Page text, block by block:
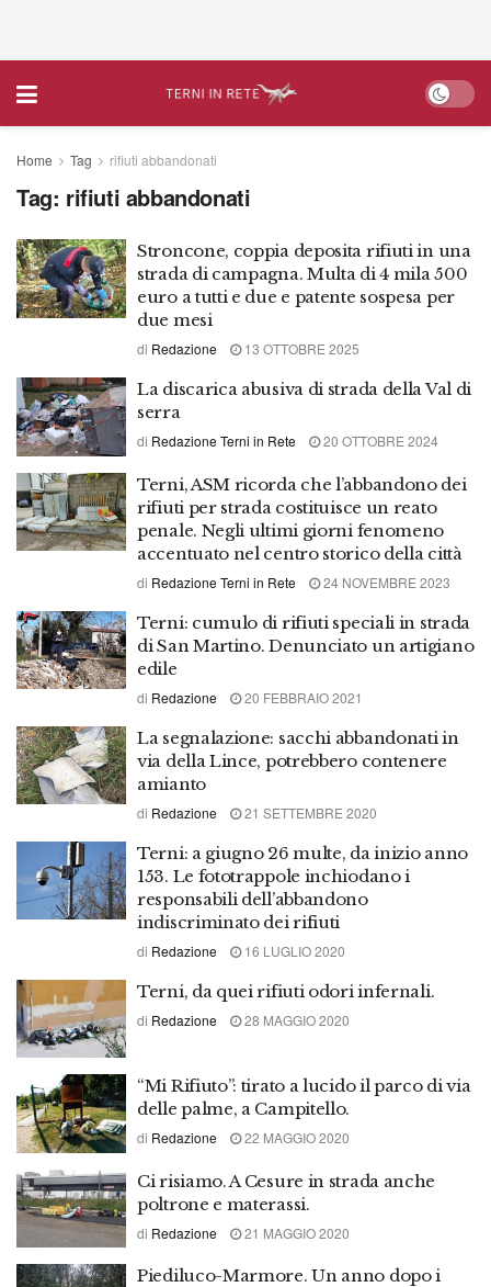
Home Tag rifiuti abbandonati
Tag: rifiuti abbandonati
Stroncone, coppia deposita rifiuti in una
strada di campagna. Multa di 4 mila 500
euro a tutti e due e patente sospesa per
due mesi
di Redazione 13 OTTOBRE 2025
La discarica abusiva di strada della Val di
serra
di Redazione Terni in Rete 20 OTTOBRE 2024
Terni, ASM ricorda che l’abbandono dei
rifiuti per strada costituisce un reato
penale. Negli ultimi giorni fenomeno
accentuato nel centro storico della città
di Redazione Terni in Rete 24 NOVEMBRE 2023
Terni: cumulo di rifiuti speciali in strada
di San Martino. Denunciato un artigiano
edile
di Redazione 20 FEBBRAIO 2021
La segnalazione: sacchi abbandonati in
via della Lince, potrebbero contenere
amianto
di Redazione 21 SETTEMBRE 2020
Terni: a giugno 26 multe, da inizio anno
153. Le fototrappole inchiodano i
responsabili dell’abbandono
indiscriminato dei rifiuti
di Redazione 16 LUGLIO 2020
Terni, da quei rifiuti odori infernali.
di Redazione 28 MAGGIO 2020
“Mi Rifiuto”: tirato a lucido il parco di via
delle palme, a Campitello.
di Redazione 22 MAGGIO 2020
Ci risiamo. A Cesure in strada anche
poltrone e materassi.
di Redazione 21 MAGGIO 2020
Piediluco-Marmore. Un anno dopo i